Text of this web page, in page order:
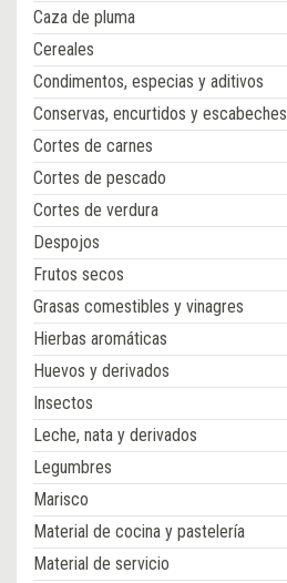
Caza de pluma
Cereales
Condimentos, especias y aditivos
Conservas, encurtidos y escabeches
Cortes de carnes
Cortes de pescado
Cortes de verdura
Despojos
Frutos secos
Grasas comestibles y vinagres
Hierbas aromáticas
Huevos y derivados
Insectos
Leche, nata y derivados
Legumbres
Marisco
Material de cocina y pastelería
Material de servicio